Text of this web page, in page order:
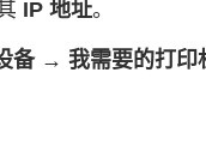
IP 地址。
备 → 我需要的打印